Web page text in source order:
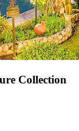
Collection